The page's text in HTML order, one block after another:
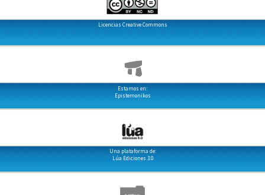
Licencias Creative Commons
Estamos en:
Epistemonikos
Una plataforma de:
Lúa Ediciones 3.0